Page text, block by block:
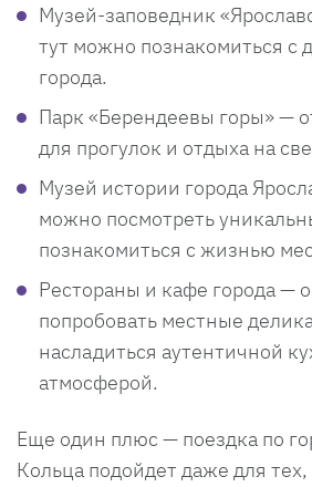
Музей-заповедник
тут можно познакомиться с
города.
Парк «Берендеевы горы» —
для прогулок и отдыха на
Музей истории города
можно посмотреть
познакомиться с жизнью
Рестораны и кафе города —
попробовать местные
насладиться аутентичной
атмосферой.
Еще один плюс — поездка по
Кольца подойдет даже для тех,